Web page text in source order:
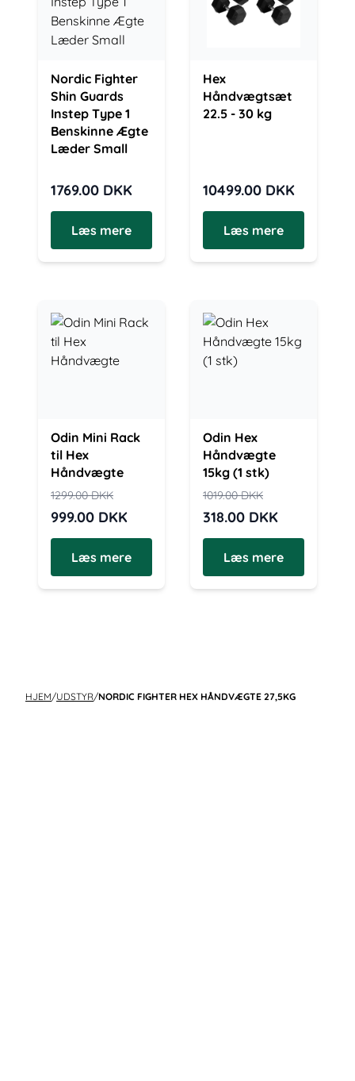
Nordic Fighter
Shin Guards
Instep Type 1
Benskinne Ægte
Læder Small
1769.00 DKK
Læs mere
Hex
Håndvægtsæt
22.5 - 30 kg
10499.00 DKK
Læs mere
Odin Mini Rack
til Hex
Håndvægte
1299.00DKK
999.00 DKK
Læs mere
Odin Hex
Håndvægte
15kg (1 stk)
1019.00DKK
318.00 DKK
Læs mere
HJEM/UDSTYR/NORDIC FIGHTER HEX HÅNDVÆGTE 27,5KG